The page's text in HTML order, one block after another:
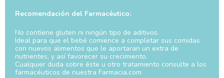
Recomendación del Farmacéutico:
No contiene gluten ni ningún tipo de aditivos.
Ideal para que el bebé comience a completar sus comidas
con nuevos alimentos que le aportaran un extra de
nutrientes, y así favorecer su crecimiento.
Cualquier duda sobre éste u otro tratamiento consulte a los
farmacéuticos de nuestra Farmacia.com